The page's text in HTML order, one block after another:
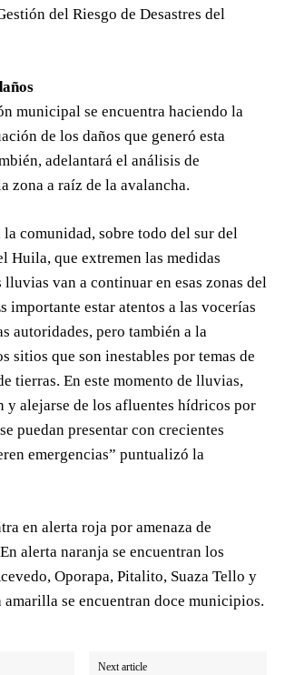
del Riesgo de Desastres del
municipal se encuentra haciendo la
de los daños que generó esta
adelantará el análisis de
zona a raíz de la avalancha.
la comunidad, sobre todo del sur del
Huila, que extremen las medidas
van a continuar en esas zonas del
importante estar atentos a las vocerías
autoridades, pero también a la
sitios que son inestables por temas de
tierras. En este momento de lluvias,
y alejarse de los afluentes hídricos por
puedan presentar con crecientes
emergencias” puntualizó la
en alerta roja por amenaza de
alerta naranja se encuentran los
Oporapa, Pitalito, Suaza Tello y
amarilla se encuentran doce municipios.
Next article